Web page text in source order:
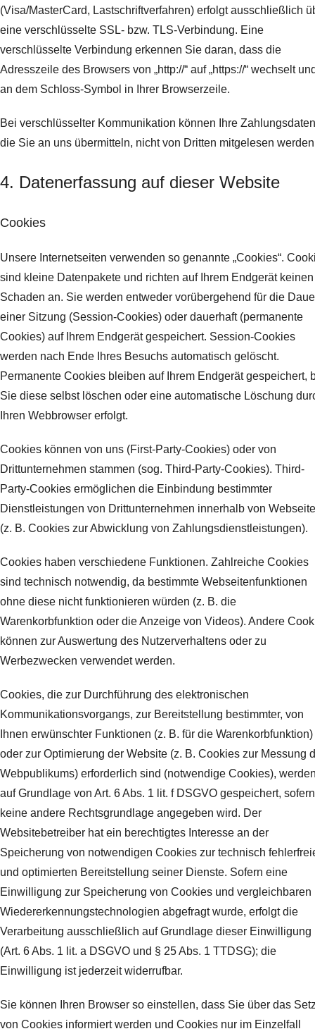
(Visa/MasterCard, Lastschriftverfahren) erfolgt ausschließlich
eine verschlüsselte SSL- bzw. TLS-Verbindung. Eine
verschlüsselte Verbindung erkennen Sie daran, dass die
Adresszeile des Browsers von „http://“ auf „https://“ wechselt
an dem Schloss-Symbol in Ihrer Browserzeile.
Bei verschlüsselter Kommunikation können Ihre
die Sie an uns übermitteln, nicht von Dritten mitgelesen
4. Datenerfassung auf dieser Website
Cookies
Unsere Internetseiten verwenden so genannte „Cookies“.
sind kleine Datenpakete und richten auf Ihrem Endgerät keinen
Schaden an. Sie werden entweder vorübergehend für die
einer Sitzung (Session-Cookies) oder dauerhaft (permanente
Cookies) auf Ihrem Endgerät gespeichert. Session-Cookies
werden nach Ende Ihres Besuchs automatisch gelöscht.
Permanente Cookies bleiben auf Ihrem Endgerät gespeichert,
Sie diese selbst löschen oder eine automatische Löschung
Ihren Webbrowser erfolgt.
Cookies können von uns (First-Party-Cookies) oder von
Drittunternehmen stammen (sog. Third-Party-Cookies). Third-
Party-Cookies ermöglichen die Einbindung bestimmter
Dienstleistungen von Drittunternehmen innerhalb von
(z. B. Cookies zur Abwicklung von Zahlungsdienstleistungen).
Cookies haben verschiedene Funktionen. Zahlreiche Cookies
sind technisch notwendig, da bestimmte Webseitenfunktionen
ohne diese nicht funktionieren würden (z. B. die
Warenkorbfunktion oder die Anzeige von Videos). Andere
können zur Auswertung des Nutzerverhaltens oder zu
Werbezwecken verwendet werden.
Cookies, die zur Durchführung des elektronischen
Kommunikationsvorgangs, zur Bereitstellung bestimmter, von
Ihnen erwünschter Funktionen (z. B. für die Warenkorbfunktion)
oder zur Optimierung der Website (z. B. Cookies zur Messung
Webpublikums) erforderlich sind (notwendige Cookies),
auf Grundlage von Art. 6 Abs. 1 lit. f DSGVO gespeichert, sofern
keine andere Rechtsgrundlage angegeben wird. Der
Websitebetreiber hat ein berechtigtes Interesse an der
Speicherung von notwendigen Cookies zur technisch
und optimierten Bereitstellung seiner Dienste. Sofern eine
Einwilligung zur Speicherung von Cookies und vergleichbaren
Wiedererkennungstechnologien abgefragt wurde, erfolgt die
Verarbeitung ausschließlich auf Grundlage dieser Einwilligung
(Art. 6 Abs. 1 lit. a DSGVO und § 25 Abs. 1 TTDSG); die
Einwilligung ist jederzeit widerrufbar.
Sie können Ihren Browser so einstellen, dass Sie über das
von Cookies informiert werden und Cookies nur im Einzelfall